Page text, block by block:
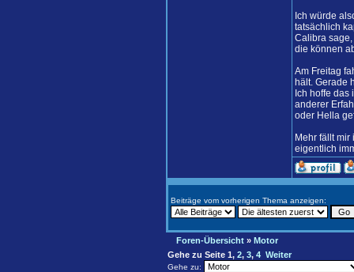
Ich würde
tatsächlich
Calibra
die können
Am Freitag
hält. Gerade
Ich hoffe
anderer
oder Hella
Mehr fällt
eigentlich
Beiträge vom vorherigen Thema anzeigen:
Foren-Übersicht » Motor
Gehe zu Seite 1, 2, 3, 4 Weiter
Gehe zu: